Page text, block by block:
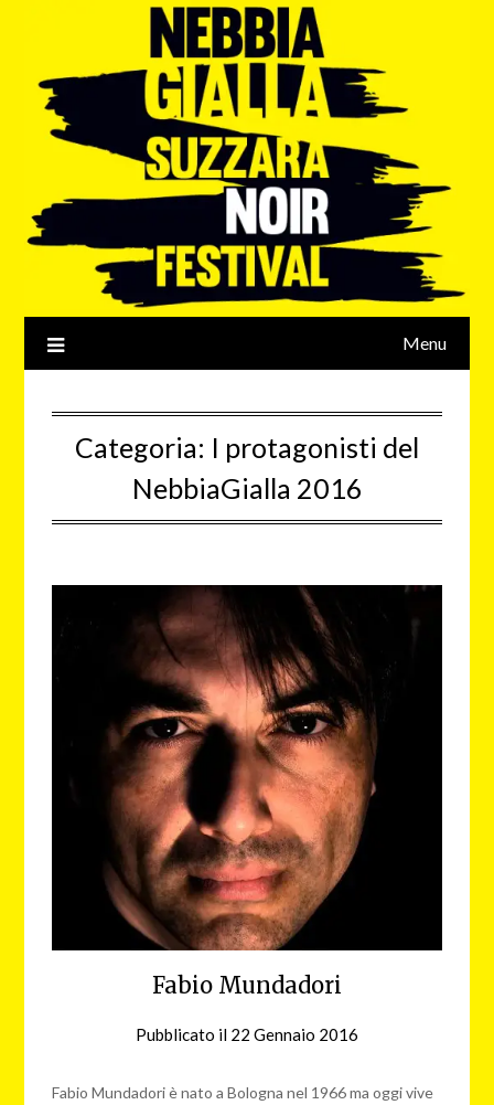
Menu
Categoria: I protagonisti del
NebbiaGialla 2016
Fabio Mundadori
Pubblicato il 22 Gennaio 2016
web
Fabio Mundadori è nato a Bologna nel 1966 ma oggi vive